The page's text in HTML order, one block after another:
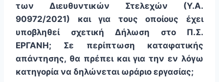
των Διευθυντικών Στελεχών (Υ.Α.
90972/2021) και για τους οποίους έχει
υποβληθεί σχετική Δήλωση στο Π.Σ.
ΕΡΓΑΝΗ; Σε περίπτωση καταφατικής
απάντησης, θα πρέπει και για την εν λόγω
κατηγορία να δηλώνεται ωράριο εργασίας;